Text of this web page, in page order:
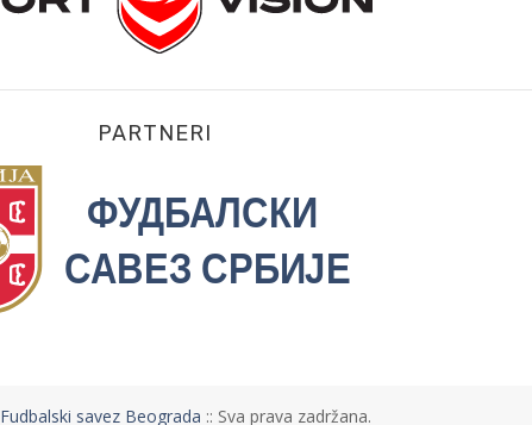
PARTNERI
Fudbalski savez Beograda :: Sva prava zadržana.